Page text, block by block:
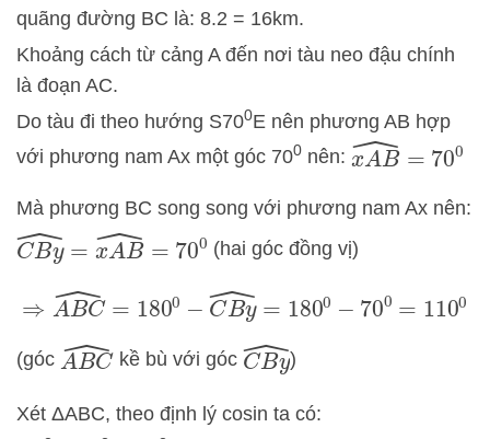
quãng đường BC là: 8.2 = 16km.
Khoảng cách từ cảng A đến nơi tàu neo đậu chính
là đoạn AC.
Do tàu đi theo hướng S700E nên phương AB hợp
với phương nam Ax một góc 700 nên: xA B^ =700
Mà phương BC song song với phương nam Ax nên:
CBy^= xAB^=700 (hai góc đồng vị)
⇒ABC^=1800− CBy^=1800−700 =1100
(góc ABC^
kề bù với góc CBy^
)
Xét ΔABC, theo định lý cosin ta có: